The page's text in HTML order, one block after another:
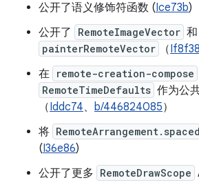
公开了语义修饰符函数 (Ice73b)
公开了
RemoteImageVector 和
painterRemoteVector （If8f38
在 remote-creation-compose
RemoteTimeDefaults 作为公
（Iddc74、 b/446824085）
将
(I36e86)
公开了更多 RemoteDrawScope